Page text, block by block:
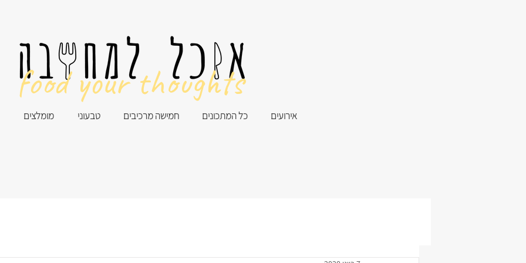
מומלצים טבעוני חמישה מרכיבים כל המתכונים אירועים
food your thoughts